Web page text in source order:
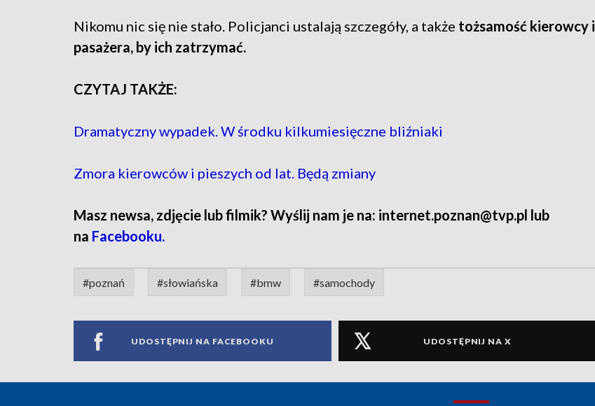
Nikomu nic się nie stało. Policjanci ustalają szczegóły, a także tożsamość kierowcy i
pasażera, by ich zatrzymać.
CZYTAJ TAKŻE:
Dramatyczny wypadek. W środku kilkumiesięczne bliźniaki
Zmora kierowców i pieszych od lat. Będą zmiany
Masz newsa, zdjęcie lub filmik? Wyślij nam je na: internet.poznan@tvp.pl lub
na Facebooku.
#poznań #słowiańska #bmw #samochody
UDOSTĘPNIJ NA FACEBOOKU UDOSTĘPNIJ NA X